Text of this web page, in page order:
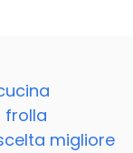
frolla
migliore